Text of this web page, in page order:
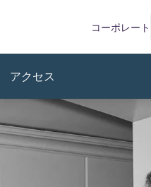
コーポレート
アクセス